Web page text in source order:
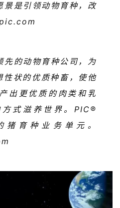
景是引领动物育种，改
先的动物育种公司，为
性状的优质种畜，使他
出更优质的肉类和乳
式滋养世界。 PIC®
猪育种业务单元。